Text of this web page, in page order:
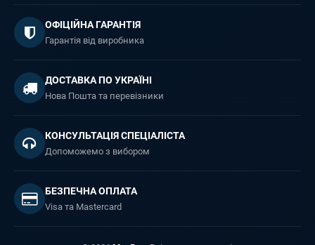
ОФІЦІЙНА ГАРАНТІЯ
Гарантія від виробника
ДОСТАВКА ПО УКРАЇНІ
Нова Пошта та перевізники
КОНСУЛЬТАЦІЯ СПЕЦІАЛІСТА
Допоможемо з вибором
БЕЗПЕЧНА ОПЛАТА
Visa та Mastercard